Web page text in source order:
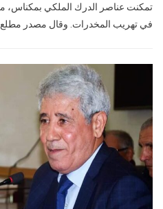
تمكنت عناصر الدرك الملكي
في تهريب المخدرات. وقال مصدر مطلع